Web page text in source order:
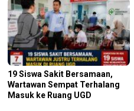
19 Siswa Sakit Bersamaan,
Wartawan Sempat Terhalang
Masuk ke Ruang UGD